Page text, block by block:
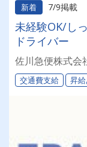
新着 7/9掲載
未経験OK/し
ドライバー
佐川急便株式
交通費支給 昇給